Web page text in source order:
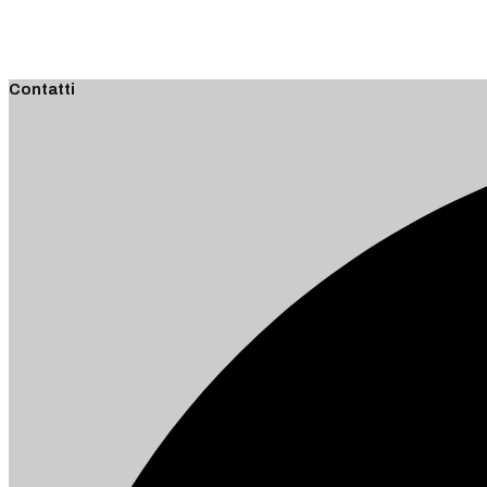
Contatti